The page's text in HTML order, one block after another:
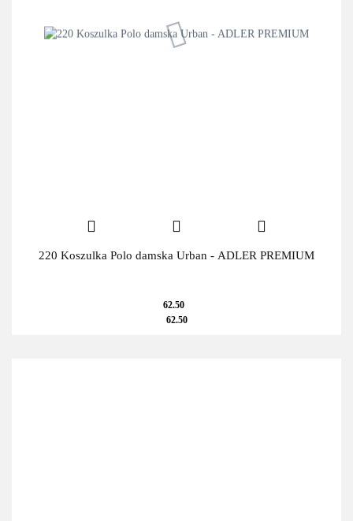
220 Koszulka Polo damska Urban - ADLER PREMIUM
62.50
62.50